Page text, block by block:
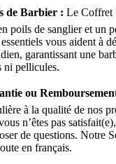
de Barbier : Le Coffret
poils de sanglier et un
vous aident à
garantissant une
ni pellicules.
ou
à la qualité de nos
n’êtes pas
de questions. Notre
en français.